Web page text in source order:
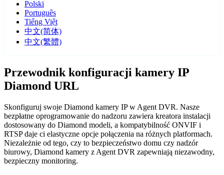
Polski
Português
Tiếng Việt
中文(简体)
中文(繁體)
Przewodnik konfiguracji kamery IP
Diamond URL
Skonfiguruj swoje Diamond kamery IP w Agent DVR. Nasze
bezpłatne oprogramowanie do nadzoru zawiera kreatora instalacji
dostosowany do Diamond modeli, a kompatybilność ONVIF i
RTSP daje ci elastyczne opcje połączenia na różnych platformach.
Niezależnie od tego, czy to bezpieczeństwo domu czy nadzór
biurowy, Diamond kamery z Agent DVR zapewniają niezawodny,
bezpieczny monitoring.